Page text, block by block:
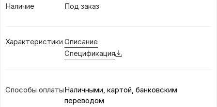
Наличие Под заказ
Характеристики Описание
Спецификация
Способы оплатыНаличными, картой, банковским
переводом